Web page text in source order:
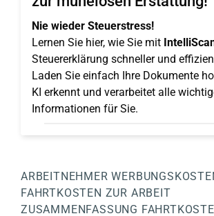
Nie wieder Steuerstress!
Lernen Sie hier, wie Sie mit
Steuererklärung schneller und
Laden Sie einfach Ihre Dokumente
KI erkennt und verarbeitet alle
Informationen für Sie.
ARBEITNEHMER
FAHRTKOSTEN ZUR ARBEIT
ZUSAMMENFASSUNG